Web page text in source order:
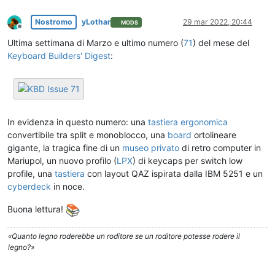
Non in linea
Nostromo yLothar MODS 29 mar 2022, 20:44
Ultima settimana di Marzo e ultimo numero (71) del mese del
Keyboard Builders' Digest:
In evidenza in questo numero: una tastiera ergonomica
convertibile tra split e monoblocco, una board ortolineare
gigante, la tragica fine di un museo privato di retro computer in
Mariupol, un nuovo profilo (LPX) di keycaps per switch low
profile, una tastiera con layout QAZ ispirata dalla IBM 5251 e un
cyberdeck in noce.
Buona lettura!
«Quanto legno roderebbe un roditore se un roditore potesse rodere il
legno?»